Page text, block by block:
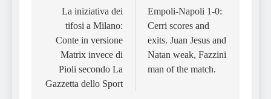
navigation
La iniziativa dei
tifosi a Milano:
Conte in versione
Matrix invece di
Pioli secondo La
Gazzetta dello Sport
Empoli-Napoli 1-0:
Cerri scores and
exits. Juan Jesus and
Natan weak, Fazzini
man of the match.